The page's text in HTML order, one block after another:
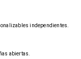
independientes.
abiertas.